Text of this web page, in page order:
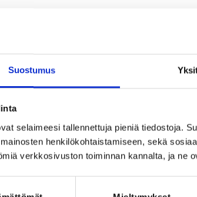
Suostumus
selaimeesi tallennettuja pieniä tiedostoja.
henkilökohtaistamiseen, sekä
verkkosivuston toiminnan kannalta, ja ne
at 09:00 - Mo 31.8.2026 at 23:59
90,00 € -